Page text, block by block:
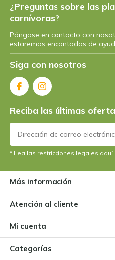
¿Preguntas sobre las
carnívoras?
Póngase en contacto con
estaremos encantados de
Siga con nosotros
Reciba las últimas
* Lea las restricciones legales aquí
Más información
Atención al cliente
Mi cuenta
Categorías